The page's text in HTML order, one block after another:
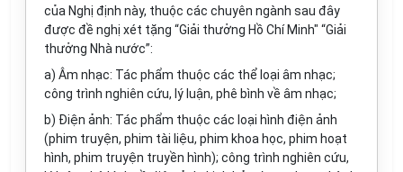
của Nghị định này, thuộc các chuyên ngành sau đây
được đề nghị xét tặng “Giải thưởng Hồ Chí Minh" “Giải
thưởng Nhà nước”:
a) Âm nhạc: Tác phẩm thuộc các thể loại âm nhạc;
công trình nghiên cứu, lý luận, phê bình về âm nhạc;
b) Điện ảnh: Tác phẩm thuộc các loại hình điện ảnh
(phim truyện, phim tài liệu, phim khoa học, phim hoạt
hình, phim truyện truyền hình); công trình nghiên cứu,